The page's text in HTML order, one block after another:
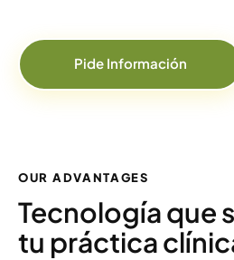
Pide Información
OUR ADVANTAGES
Tecnología que
tu práctica